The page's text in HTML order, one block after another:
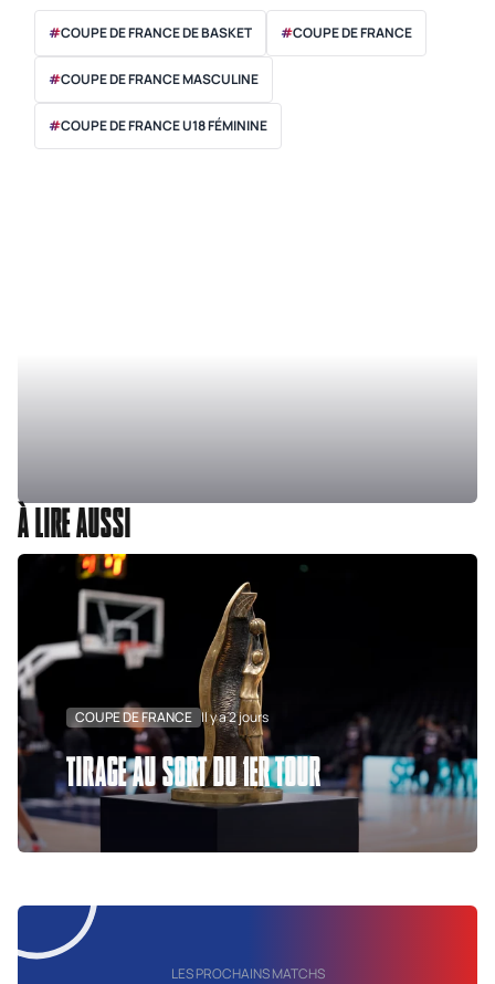
#COUPE DE FRANCE DE BASKET #COUPE DE FRANCE
#COUPE DE FRANCE MASCULINE
#COUPE DE FRANCE U18 FÉMININE
À LIRE AUSSI
COUPE DE FRANCE Il y a 2 jours
TIRAGE AU SORT DU 1ER TOUR
LES PROCHAINS MATCHS